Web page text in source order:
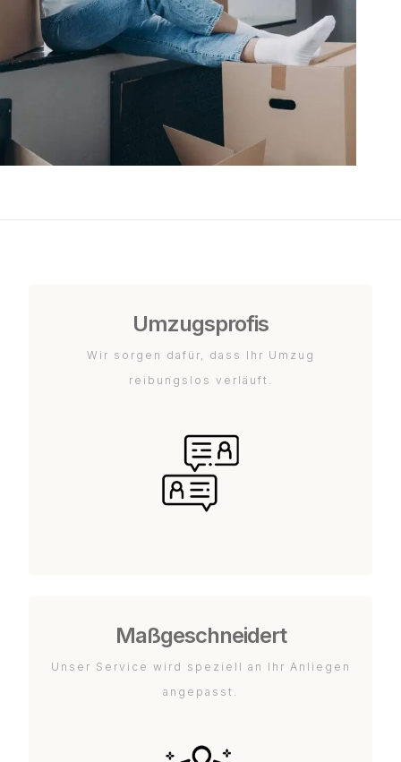
Umzugsprofis
Wir sorgen dafür, dass Ihr Umzug
reibungslos verläuft.
Maßgeschneidert
Unser Service wird speziell an Ihr Anliegen
angepasst.